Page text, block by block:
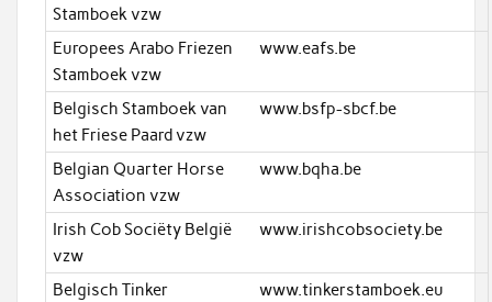
Stamboek vzw
Europees Arabo Friezen
Stamboek vzw
www.eafs.be
Belgisch Stamboek van
het Friese Paard vzw
www.bsfp-sbcf.be
Belgian Quarter Horse
Association vzw
www.bqha.be
Irish Cob Sociëty België
vzw
www.irishcobsociety.be
Belgisch Tinker
www.tinkerstamboek.eu